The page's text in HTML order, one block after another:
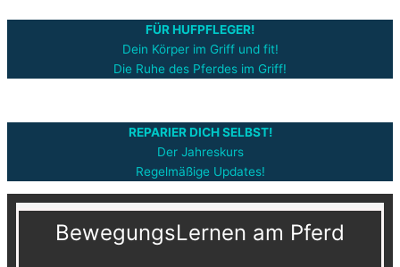
FÜR HUFPFLEGER!
Dein Körper im Griff und fit!
Die Ruhe des Pferdes im Griff!
REPARIER DICH SELBST!
Der Jahreskurs
Regelmäßige Updates!
BewegungsLernen am Pferd